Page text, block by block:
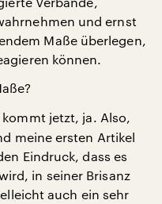
und ernst
Maße überlegen,
können.
jetzt, ja. Also,
meine ersten Artikel
Eindruck, dass es
in seiner Brisanz
auch ein sehr